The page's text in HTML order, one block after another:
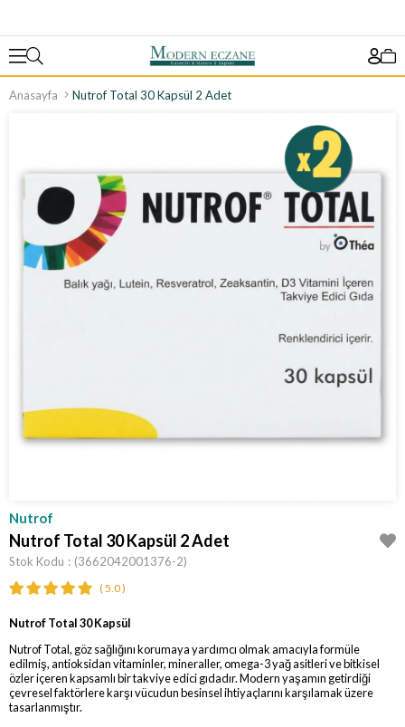
Anasayfa Nutrof Total 30 Kapsül 2 Adet
Nutrof
Nutrof Total 30 Kapsül 2 Adet
Stok Kodu (3662042001376-2)
5.0
Nutrof Total 30 Kapsül
Nutrof Total, göz sağlığını korumaya yardımcı olmak amacıyla formüle
edilmiş, antioksidan vitaminler, mineraller, omega-3 yağ asitleri ve bitkisel
özler içeren kapsamlı bir takviye edici gıdadır. Modern yaşamın getirdiği
çevresel faktörlere karşı vücudun besinsel ihtiyaçlarını karşılamak üzere
tasarlanmıştır.